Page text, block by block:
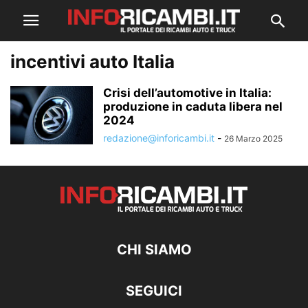
incentivi auto Italia
Crisi dell’automotive in Italia:
produzione in caduta libera nel
2024
redazione@inforicambi.it - 26 Marzo 2025
CHI SIAMO
SEGUICI